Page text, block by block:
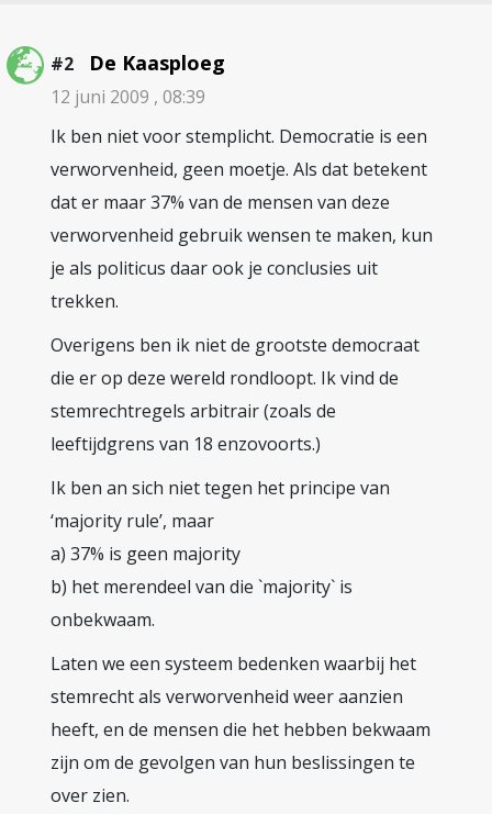
#2 De Kaasploeg
12 juni 2009 , 08:39
Ik ben niet voor stemplicht. Democratie is een
verworvenheid, geen moetje. Als dat betekent
dat er maar 37% van de mensen van deze
verworvenheid gebruik wensen te maken, kun
je als politicus daar ook je conclusies uit
trekken.
Overigens ben ik niet de grootste democraat
die er op deze wereld rondloopt. Ik vind de
stemrechtregels arbitrair (zoals de
leeftijdgrens van 18 enzovoorts.)
Ik ben an sich niet tegen het principe van
‘majority rule’, maar
a) 37% is geen majority
b) het merendeel van die `majority` is
onbekwaam.
Laten we een systeem bedenken waarbij het
stemrecht als verworvenheid weer aanzien
heeft, en de mensen die het hebben bekwaam
zijn om de gevolgen van hun beslissingen te
over zien.